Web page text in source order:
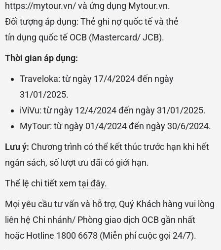
https://mytour.vn/ và ứng dụng Mytour.vn.
Đối tượng áp dụng: Thẻ ghi nợ quốc tế và thẻ
tín dụng quốc tế OCB (Mastercard/ JCB).
Thời gian áp dụng:
Traveloka: từ ngày 17/4/2024 đến ngày
31/01/2025.
iViVu: từ ngày 12/4/2024 đến ngày 31/01/2025.
MyTour: từ ngày 01/4/2024 đến ngày 30/6/2024.
Lưu ý: Chương trình có thể kết thúc trước hạn khi hết
ngân sách, số lượt ưu đãi có giới hạn.
Thể lệ chi tiết xem tại đây.
Mọi yêu cầu tư vấn và hỗ trợ, Quý Khách hàng vui lòng
liên hệ Chi nhánh/ Phòng giao dịch OCB gần nhất
hoặc Hotline 1800 6678 (Miễn phí cuộc gọi 24/7).